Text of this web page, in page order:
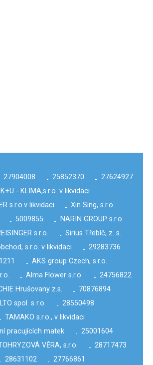
27904008 - 25852370 - 27624927
K+U - KLIMA,s.r.o. v likvidaci
s.r.o.v likvidaci - Xin Sing, s.r.o.
- 5009855 -
NARIN GROUP s.r.o.
s.r.o. - Sirius Třebíč, z. s.
s.r.o. v likvidaci - 29283736
- AKS group Czech, s.r.o.
- Alma Flower s.r.o. - 24756822
Hrušovany z.s. - 70876894
spol. s r.o. - 28550498
- TAMAKO s.r.o., v likvidaci
pracujících matek - 25001604
VĚRA, s.r.o. - 28717473
28631102 - 27766861